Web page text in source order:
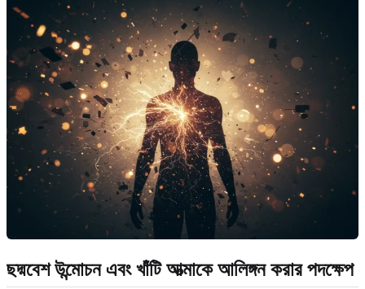
ছদ্মবেশ উন্মোচন এবং খাঁটি আত্মাকে আলিঙ্গন করার পদক্ষেপ